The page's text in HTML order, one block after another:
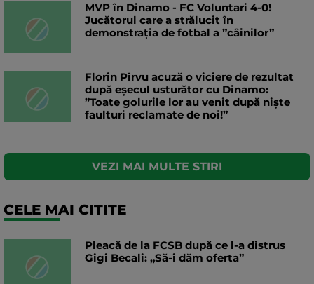
MVP în Dinamo - FC Voluntari 4-0!
Jucătorul care a strălucit în
demonstrația de fotbal a ”câinilor”
Florin Pîrvu acuză o viciere de rezultat
după eșecul usturător cu Dinamo:
”Toate golurile lor au venit după niște
faulturi reclamate de noi!”
VEZI MAI MULTE STIRI
CELE MAI CITITE
Pleacă de la FCSB după ce l-a distrus
Gigi Becali: „Să-i dăm oferta”